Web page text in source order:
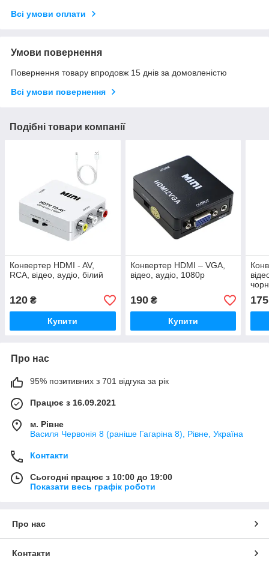
Всі умови оплати
Умови повернення
Повернення товару впродовж 15 днів за домовленістю
Всі умови повернення
Подібні товари компанії
Конвертер HDMI - AV,
RCA, відео, аудіо, білий
120 ₴
Купити
Конвертер HDMI – VGA,
відео, аудіо, 1080p
190₴
Купити
175
Про нас
95% позитивних з 701 відгука за рік
Працює з 16.09.2021
м. Рівне
Василя Червонія 8 (раніше Гагаріна 8), Рівне, Україна
Контакти
Сьогодні працює з 10:00 до 19:00
Показати весь графік роботи
Про нас
Контакти